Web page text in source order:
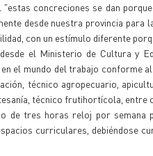
concreciones se dan
desde nuestra provincia para
con un estímulo diferente
el Ministerio de Cultura y
el mundo del trabajo
técnico agropecuario,
técnico frutihortícola, entre
de tres horas reloj por
curriculares, debiéndose